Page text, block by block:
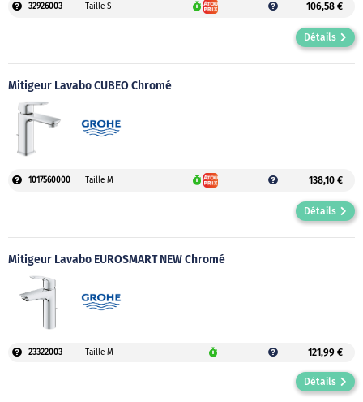
32926003 Taille S 106,58 €
Détails
Mitigeur Lavabo CUBEO Chromé
1017560000 Taille M 138,10 €
Détails
Mitigeur Lavabo EUROSMART NEW Chromé
23322003 Taille M 121,99 €
Détails